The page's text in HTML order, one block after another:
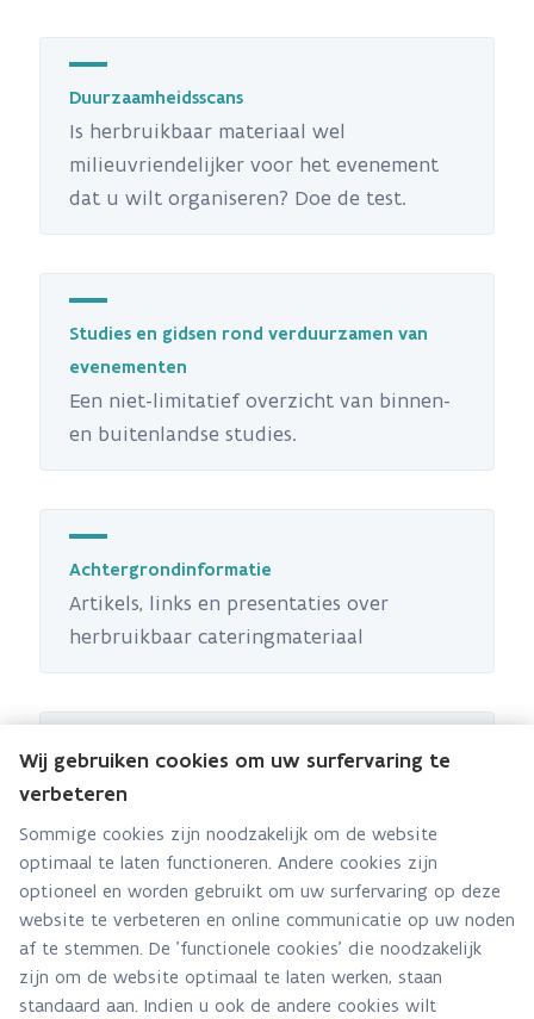
Duurzaamheidsscans
Is herbruikbaar materiaal wel
milieuvriendelijker voor het evenement
dat u wilt organiseren? Doe de test.
Studies en gidsen rond verduurzamen van
evenementen
Een niet-limitatief overzicht van binnen-
en buitenlandse studies.
Achtergrondinformatie
Artikels, links en presentaties over
herbruikbaar cateringmateriaal
Kwitten; Kappen met wegwerp is top
Door te kwitten verlagen we de afvalberg
en vermijden we het gebruik van
waardevolle materialen en grondstoffen.
Conferenties herbruikbaar cateringmateriaal
Wij gebruiken cookies om uw surfervaring te
verbeteren
Sommige cookies zijn noodzakelijk om de website
optimaal te laten functioneren. Andere cookies zijn
optioneel en worden gebruikt om uw surfervaring op deze
website te verbeteren en online communicatie op uw noden
af te stemmen. De 'functionele cookies' die noodzakelijk
zijn om de website optimaal te laten werken, staan
standaard aan. Indien u ook de andere cookies wilt